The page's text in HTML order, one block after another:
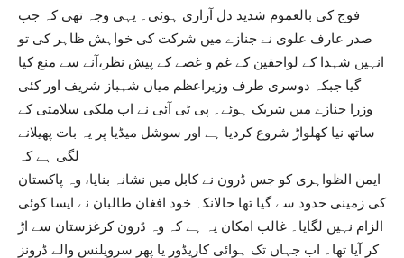
فوج کی بالعموم شدید دل آزاری ہوئی۔ یہی وجہ تھی کہ جب
صدر عارف علوی نے جنازے میں شرکت کی خواہش ظاہر کی تو
انہیں شہدا کے لواحقین کے غم و غصے کے پیش نظر،آنے سے منع کیا
گیا جبکہ دوسری طرف وزیراعظم میاں شہباز شریف اور کئی
وزرا جنازے میں شریک ہوئے۔ پی ٹی آئی نے اب ملکی سلامتی کے
ساتھ نیا کھلواڑ شروع کردیا ہے اور سوشل میڈیا پر یہ بات پھیلانے
لگی ہے کہ
ایمن الظواہری کو جس ڈرون نے کابل میں نشانہ بنایا، وہ پاکستان
کی زمینی حدود سے گیا تھا حالانکہ خود افغان طالبان نے ایسا کوئی
الزام نہیں لگایا۔ غالب امکان یہ ہے کہ وہ ڈرون کرغزستان سے اڑ
کر آیا تھا۔ اب جہاں تک ہوائی کاریڈور یا پھر سرویلنس والے ڈرونز